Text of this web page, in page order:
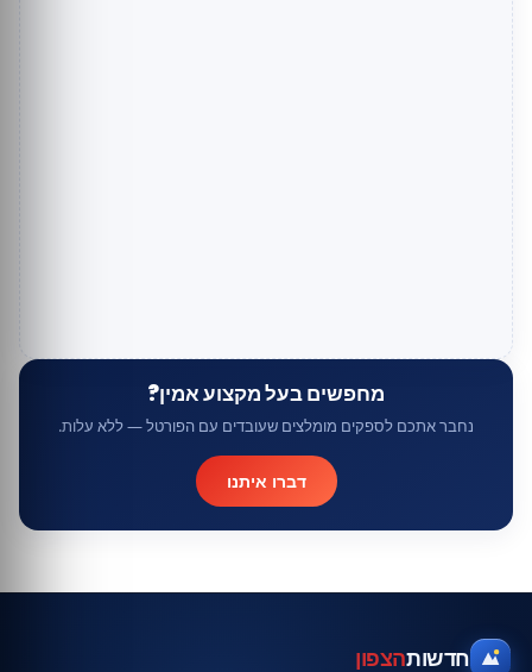
מחפשים בעל מקצוע אמין?
נחבר אתכם לספקים מומלצים שעובדים עם הפורטל — ללא עלות.
דברו איתנו
חדשותהצפון